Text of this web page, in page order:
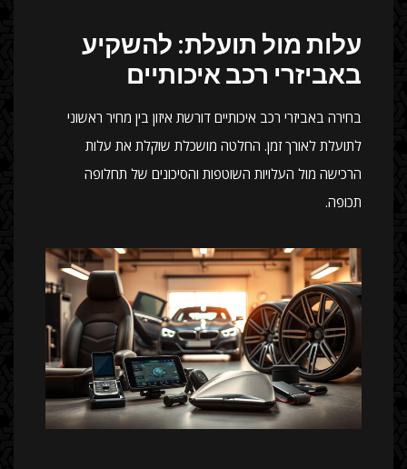
עלות מול תועלת: להשקיע
באביזרי רכב איכותיים
בחירה באביזרי רכב איכותיים דורשת איזון בין מחיר ראשוני
לתועלת לאורך זמן. החלטה מושכלת שוקלת את עלות
הרכישה מול העלויות השוטפות והסיכונים של תחלופה
תכופה.